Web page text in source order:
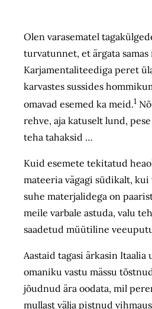
Olen varasematel
turvatunnet, et ärgata
Karjamentaliteediga peret
karvastes sussides
omavad esemed ka meid.1
rehve, aja katuselt lund,
teha tahaksid …
Kuid esemete tekitatud
mateeria vägagi südikalt,
suhe materjalidega on
meile varbale astuda, valu
saadetud müütiline
Aastaid tagasi ärkasin
omaniku vastu mässu
jõudnud ära oodata, mil
mullast välja pistnud